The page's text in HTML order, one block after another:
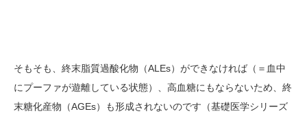
そもそも、終末脂質過酸化物（ALEs）ができなければ（＝血中
にプーファが遊離している状態）、高血糖にもならないため、終
末糖化産物（AGEs）も形成されないのです（基礎医学シリーズ